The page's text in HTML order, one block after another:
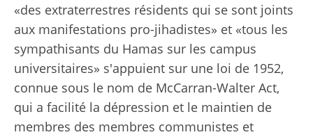
«des extraterrestres résidents qui se sont joints
aux manifestations pro-jihadistes» et «tous les
sympathisants du Hamas sur les campus
universitaires» s'appuient sur une loi de 1952,
connue sous le nom de McCarran-Walter Act,
qui a facilité la dépression et le maintien de
membres des membres communistes et